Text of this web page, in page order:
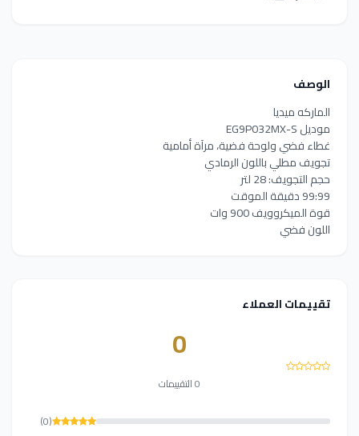
الوصف
الماركه ميديا
موديل EG9P032MX-S
غطاء فضي ولوحة فضية، مرآة أمامية
تجويف مطلي باللون الرمادي
حجم التجويف: 28 لتر
99:99 دقيقة الموقت
قوة الميكروويف 900 وات
اللون فضي
تقييمات العملاء
0
0 التقييمات
(0)